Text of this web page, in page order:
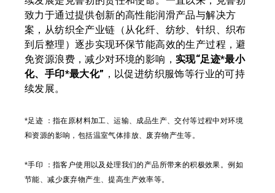
致力于通过提供创新的高性能润滑产品与解决方
案，从纺织全产业链（从化纤、纺纱、针织、织布
到后整理）逐步实现环保节能高效的生产过程，避
免资源浪费，减少对环境的影响， 实现“足迹*最小
化、手印*最大化” ，以促进纺织服饰等行业的可持
续发展。
*足迹 ：指在原材料加工、运输、成品生产、交付等过程中对环境
和资源的影响，包括温室气体排放、废弃物产生等。
*手印 ：指客户使用以及处理我们的产品所带来的积极效果。例如
节能、减少废弃物产生、提高生产效率等。